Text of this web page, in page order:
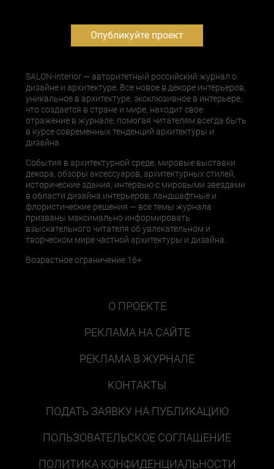
Опубликуйте проект
SALON-interior — авторитетный российский журнал о
дизайне и архитектуре. Все новое в декоре интерьеров,
уникальное в архитектуре, эксклюзивное в интерьере,
что создается в стране и мире, находит свое
отражение в журнале, помогая читателям всегда быть
в курсе современных тенденций архитектуры и
дизайна.
События в архитектурной среде, мировые выставки
декора, обзоры аксессуаров, архитектурных стилей,
исторические здания, интервью с мировыми звездами
в области дизайна интерьеров, ландшафтные и
флористические решения — все темы журнала
призваны максимально информировать
взыскательного читателя об увлекательном и
творческом мире частной архитектуры и дизайна.
Возрастное ограничение 16+
О ПРОЕКТЕ
РЕКЛАМА НА САЙТЕ
РЕКЛАМА В ЖУРНАЛЕ
КОНТАКТЫ
ПОДАТЬ ЗАЯВКУ НА ПУБЛИКАЦИЮ
ПОЛЬЗОВАТЕЛЬСКОЕ СОГЛАШЕНИЕ
ПОЛИТИКА КОНФИДЕНЦИАЛЬНОСТИ